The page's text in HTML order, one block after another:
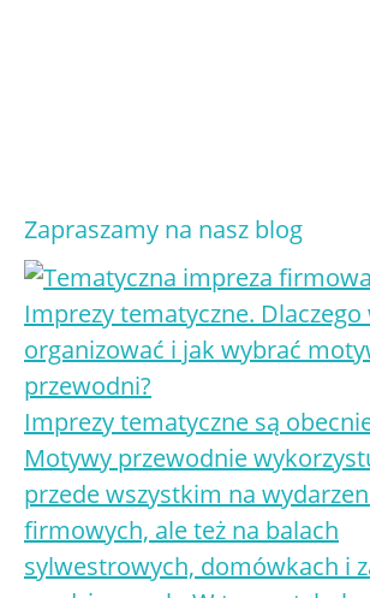
Zapraszamy na nasz blog
Imprezy tematyczne.
organizować i jak wybrać
przewodni?
Imprezy tematyczne są
Motywy przewodnie
przede wszystkim na
firmowych, ale też na balach
sylwestrowych, domówkach i